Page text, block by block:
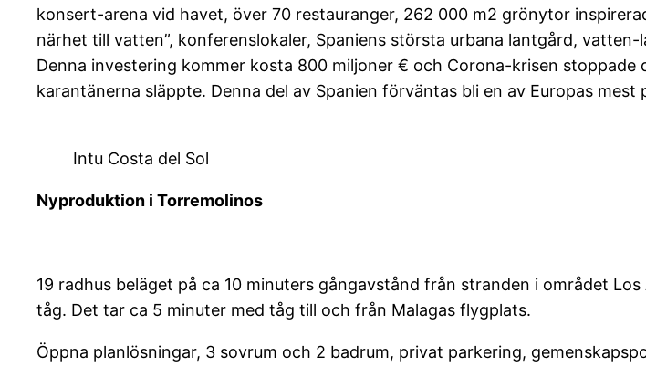
konsert-arena vid havet, över 70 restauranger, 262 000 m2 grönytor
närhet till vatten”, konferenslokaler, Spaniens största urbana lantgård, vatten-
Denna investering kommer kosta 800 miljoner € och Corona-krisen
karantänerna släppte. Denna del av Spanien förväntas bli en av Europas
Intu Costa del Sol
Nyproduktion i Torremolinos
19 radhus beläget på ca 10 minuters gångavstånd från stranden i området
tåg. Det tar ca 5 minuter med tåg till och från Malagas flygplats.
Öppna planlösningar, 3 sovrum och 2 badrum, privat parkering,